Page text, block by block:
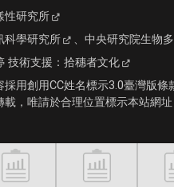
性研究所
科學研究所 、 中央研究院生物
技術支援： 拾穗者文化
採用創用CC姓名標示3.0臺灣版條
載，唯請於合理位置標示本站網